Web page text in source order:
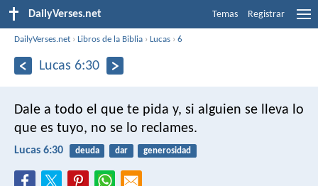
DailyVerses.net Temas Registrar
DailyVerses.net ›Libros de la Biblia ›Lucas ›6
Lucas 6:30
Dale a todo el que te pida y, si alguien se lleva lo
que es tuyo, no se lo reclames.
Lucas 6:30 deuda dar generosidad